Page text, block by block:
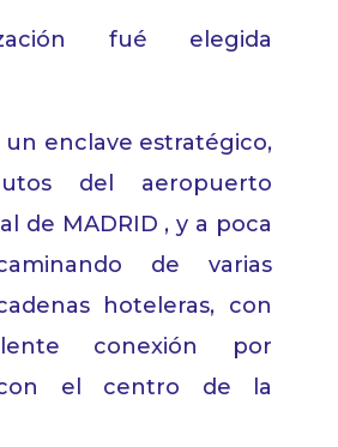
fué elegida
un enclave estratégico,
del aeropuerto
de MADRID ,y a poca
devarias
hoteleras, con
conexión
por
el centro de la